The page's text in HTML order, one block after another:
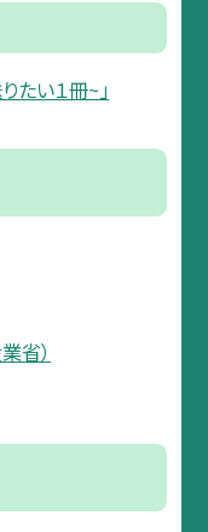
たい１冊~」
省）